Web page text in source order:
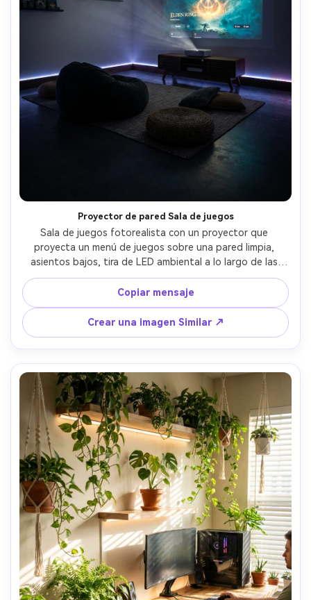
Proyector de pared Sala de juegos
Sala de juegos fotorealista con un proyector que
proyecta un menú de juegos sobre una pared limpia,
asientos bajos, tira de LED ambiental a lo largo de las
plantas, decoración mínima, iluminación tenue
cinematográfica, neblina sutil para los haces de
proyección, disparado en Sony A7IV, lente de 28 mm,
f/2.0, fotografía interior humorosa, derrame de luz
realista, alto detalle- -ar 4:5
Copiar mensaje
Crear una imagen Similar ↗